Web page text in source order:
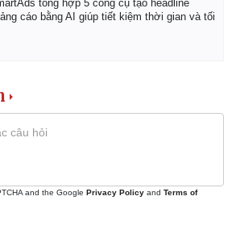
tổng hợp 5 công cụ tạo headline
cáo bằng AI giúp tiết kiệm thời gian và tối
and the Google Privacy Policy and Terms of